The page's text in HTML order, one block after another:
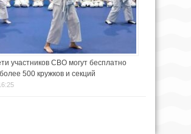
участников СВО могут бесплатно
500 кружков и секций